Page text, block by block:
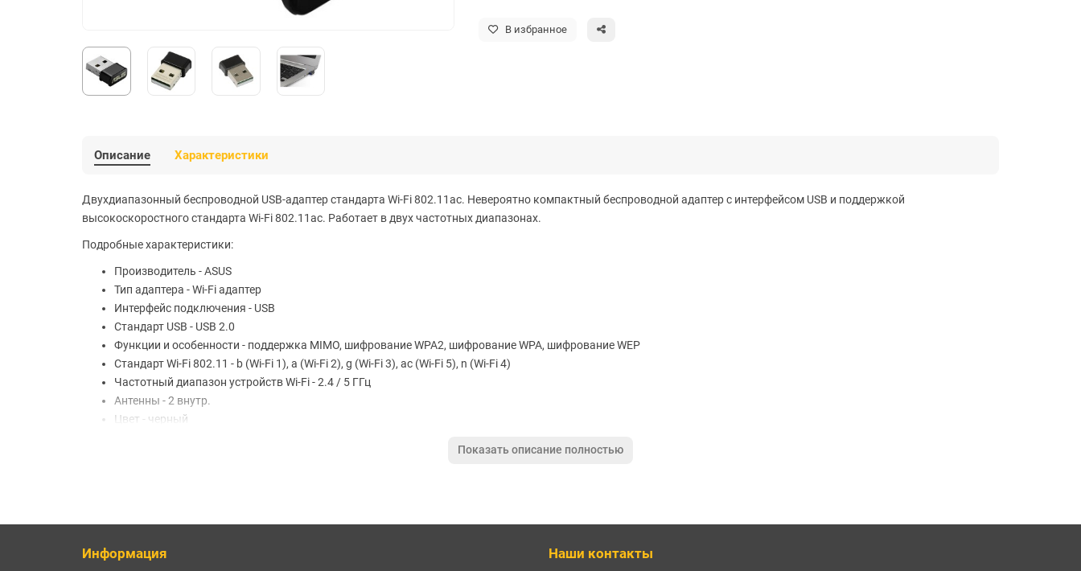
В избранное
Описание Характеристики
Двухдиапазонный беспроводной USB-адаптер стандарта Wi-Fi 802.11ac. Невероятно компактный беспроводной адаптер с интерфейсом USB и поддержкой
высокоскоростного стандарта Wi-Fi 802.11ac. Работает в двух частотных диапазонах.
Подробные характеристики:
Производитель - ASUS
Тип адаптера - Wi-Fi адаптер
Интерфейс подключения - USB
Стандарт USB - USB 2.0
Функции и особенности - поддержка MIMO, шифрование WPA2, шифрование WPA, шифрование WEP
Стандарт Wi-Fi 802.11 - b (Wi-Fi 1), a (Wi-Fi 2), g (Wi-Fi 3), ac (Wi-Fi 5), n (Wi-Fi 4)
Частотный диапазон устройств Wi-Fi - 2.4 / 5 ГГц
Антенны - 2 внутр.
Цвет - черный
Стандарт Wi-Fi 802.11 - a (Wi-Fi 2), ac (Wi-Fi 5), b (Wi-Fi 1), g (Wi-Fi 3), n (Wi-Fi 4)
Функции и особенности - поддержка MIMO, шифрование WEP, шифрование WPA, шифрование WPA2
Показать описание полностью
Информация Наши контакты